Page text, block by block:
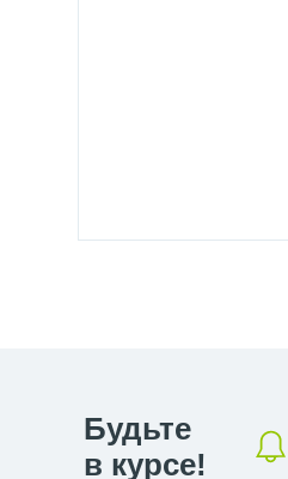
Будьте
в курсе!